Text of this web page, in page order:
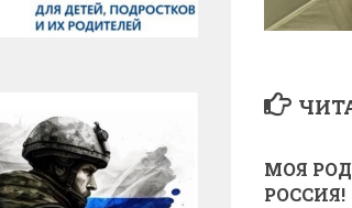
МОЯ
РОССИЯ!